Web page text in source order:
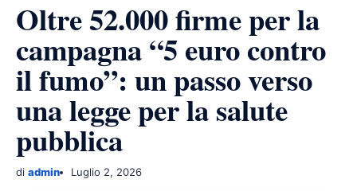
Oltre 52.000 firme per la
campagna “5 euro contro
il fumo”: un passo verso
una legge per la salute
pubblica
di admin Luglio 2, 2026